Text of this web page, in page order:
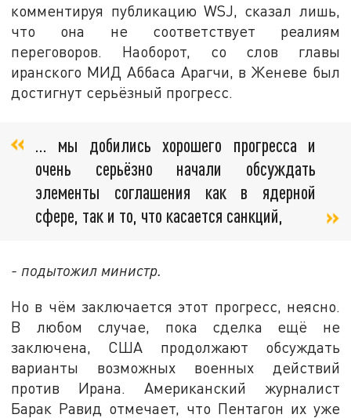
комментируя публикацию WSJ, сказал лишь,
что она не соответствует реалиям
переговоров. Наоборот, со слов главы
иранского МИД Аббаса Арагчи, в Женеве был
достигнут серьёзный прогресс.
… мы добились хорошего прогресса и
очень серьёзно начали обсуждать
элементы соглашения как в ядерной
сфере, так и то, что касается санкций,
- подытожил министр.
Но в чём заключается этот прогресс, неясно.
В любом случае, пока сделка ещё не
заключена, США продолжают обсуждать
варианты возможных военных действий
против Ирана. Американский журналист
Барак Равид отмечает, что Пентагон их уже